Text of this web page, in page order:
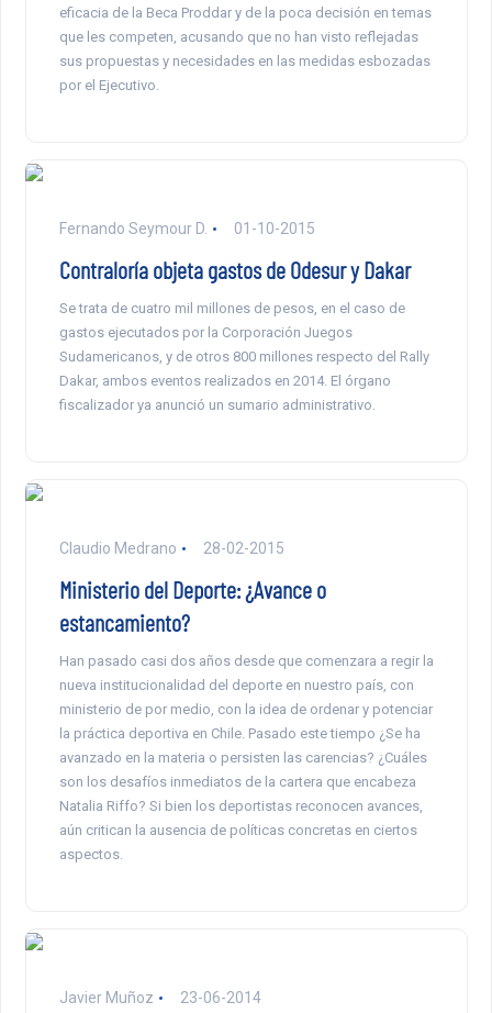
eficacia de la Beca Proddar y de la poca decisión en temas
que les competen, acusando que no han visto reflejadas
sus propuestas y necesidades en las medidas esbozadas
por el Ejecutivo.
Fernando Seymour D. 01-10-2015
Contraloría objeta gastos de Odesur y Dakar
Se trata de cuatro mil millones de pesos, en el caso de
gastos ejecutados por la Corporación Juegos
Sudamericanos, y de otros 800 millones respecto del Rally
Dakar, ambos eventos realizados en 2014. El órgano
fiscalizador ya anunció un sumario administrativo.
Claudio Medrano 28-02-2015
Ministerio del Deporte: ¿Avance o
estancamiento?
Han pasado casi dos años desde que comenzara a regir la
nueva institucionalidad del deporte en nuestro país, con
ministerio de por medio, con la idea de ordenar y potenciar
la práctica deportiva en Chile. Pasado este tiempo ¿Se ha
avanzado en la materia o persisten las carencias? ¿Cuáles
son los desafíos inmediatos de la cartera que encabeza
Natalia Riffo? Si bien los deportistas reconocen avances,
aún critican la ausencia de políticas concretas en ciertos
aspectos.
Javier Muñoz 23-06-2014